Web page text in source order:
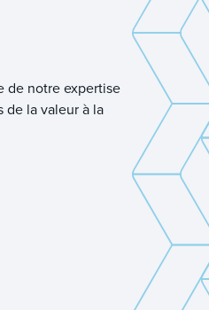
de notre expertise
de la valeur à la